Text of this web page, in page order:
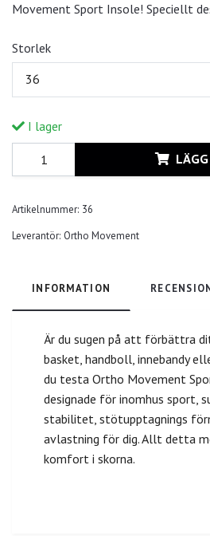
Movement Sport Insole! Speciellt
Storlek
36
I lager
Artikelnummer: 36
Leverantör: Ortho Movement
INFORMATION
Är du sugen på att förbättra
basket, handboll, innebandy
du testa Ortho Movement
designade för inomhus sport,
stabilitet, stötupptagnings
avlastning för dig. Allt detta
komfort i skorna.